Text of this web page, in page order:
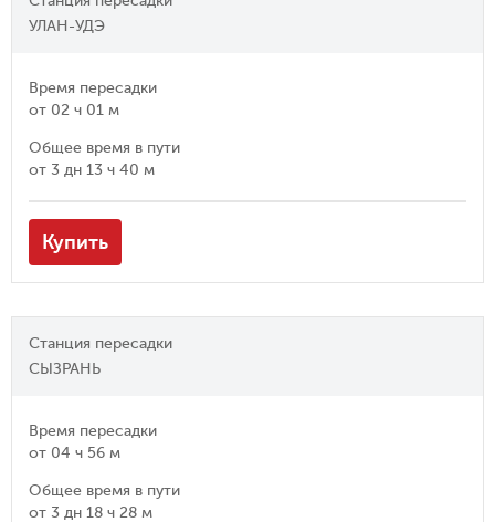
УЛАН-УДЭ
Время пересадки
от 02 ч 01 м
Общее время в пути
от 3 дн 13 ч 40 м
Купить
Станция пересадки
СЫЗРАНЬ
Время пересадки
от 04 ч 56 м
Общее время в пути
от 3 дн 18 ч 28 м